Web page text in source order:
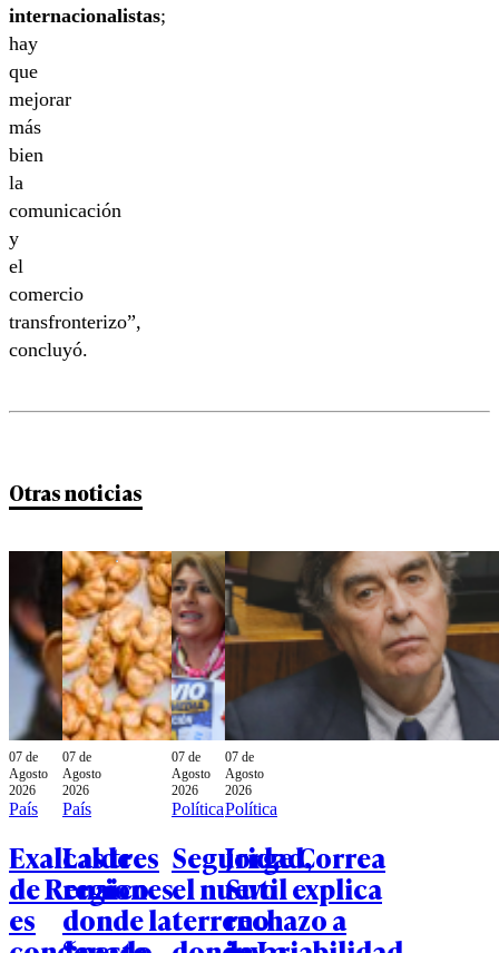
internacionalistas;
hay
que
mejorar
más
bien
la
comunicación
y
el
comercio
transfronterizo”,
concluyó.
Otras noticias
07 de
Agosto
2026
País
Exalcalde
de Renaico
es
07 de
Agosto
2026
País
Las tres
regiones
donde la
07 de
Agosto
2026
Política
Seguridad,
el nuevo
terreno
07 de
Agosto
2026
Política
Jorge Correa
Sutil explica
rechazo a